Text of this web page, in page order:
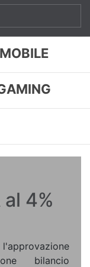
MOBILE
4%
bilancio